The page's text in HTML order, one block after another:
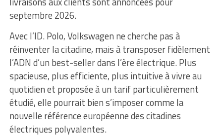
septembre 2026.
Avec l’ID. Polo, Volkswagen ne cherche pas à
réinventer la citadine, mais à transposer fidèlement
l’ADN d’un best-seller dans l’ère électrique. Plus
spacieuse, plus efficiente, plus intuitive à vivre au
quotidien et proposée à un tarif particulièrement
étudié, elle pourrait bien s’imposer comme la
nouvelle référence européenne des citadines
électriques polyvalentes.